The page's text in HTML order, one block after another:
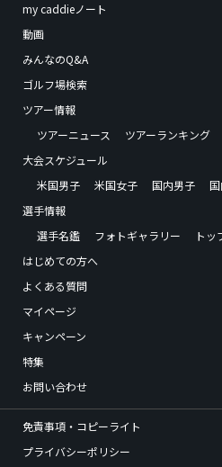
my caddieノート
動画
みんなのQ&A
ゴルフ場検索
ツアー情報
ツアーニュース
ツアーランキング
大会スケジュール
米国男子
米国女子 国内男子
選手情報
選手名鑑
フォトギャラリー
トッ
はじめての方へ
よくある質問
マイページ
キャンペーン
特集
お問い合わせ
免責事項・コピーライト
プライバシーポリシー